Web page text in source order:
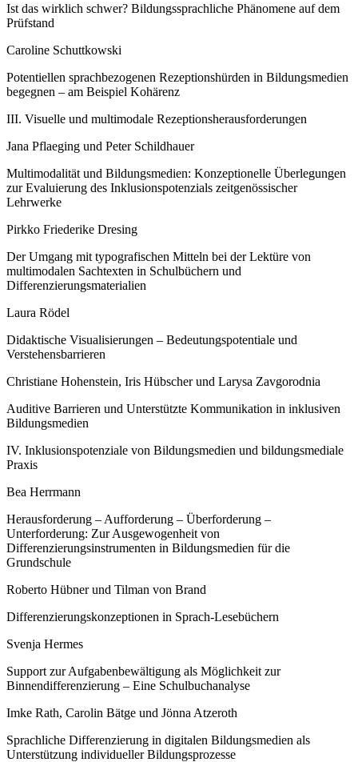
Ist das wirklich schwer? Bildungssprachliche Phänomene auf dem
Prüfstand
Caroline Schuttkowski
Potentiellen sprachbezogenen Rezeptionshürden in Bildungsmedien
begegnen – am Beispiel Kohärenz
III. Visuelle und multimodale Rezeptionsherausforderungen
Jana Pflaeging und Peter Schildhauer
Multimodalität und Bildungsmedien: Konzeptionelle Überlegungen
zur Evaluierung des Inklusionspotenzials zeitgenössischer
Lehrwerke
Pirkko Friederike Dresing
Der Umgang mit typografischen Mitteln bei der Lektüre von
multimodalen Sachtexten in Schulbüchern und
Differenzierungsmaterialien
Laura Rödel
Didaktische Visualisierungen – Bedeutungspotentiale und
Verstehensbarrieren
Christiane Hohenstein, Iris Hübscher und Larysa Zavgorodnia
Auditive Barrieren und Unterstützte Kommunikation in inklusiven
Bildungsmedien
IV. Inklusionspotenziale von Bildungsmedien und bildungsmediale
Praxis
Bea Herrmann
Herausforderung – Aufforderung – Überforderung –
Unterforderung: Zur Ausgewogenheit von
Differenzierungsinstrumenten in Bildungsmedien für die
Grundschule
Roberto Hübner und Tilman von Brand
Differenzierungskonzeptionen in Sprach-Lesebüchern
Svenja Hermes
Support zur Aufgabenbewältigung als Möglichkeit zur
Binnendifferenzierung – Eine Schulbuchanalyse
Imke Rath, Carolin Bätge und Jönna Atzeroth
Sprachliche Differenzierung in digitalen Bildungsmedien als
Unterstützung individueller Bildungsprozesse